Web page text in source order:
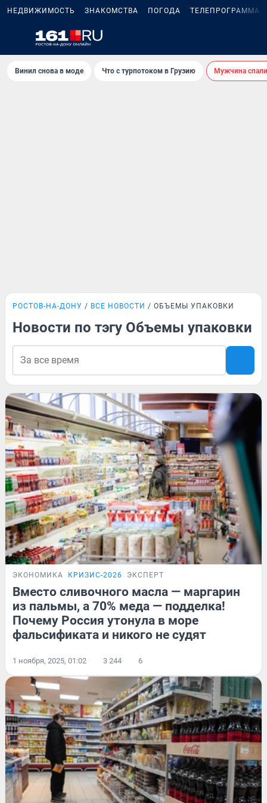
НЕДВИЖИМОСТЬ ЗНАКОМСТВА ПОГОДА ТЕЛЕПРОГРАММА
Винил снова в моде Что с турпотоком в Грузию Мужчина
РОСТОВ-НА-ДОНУ ВСЕ НОВОСТИ ОБЪЕМЫ УПАКОВКИ
Новости по тэгу Объемы упаковки
ЭКОНОМИКА КРИЗИС-2026 ЭКСПЕРТ
Вместо сливочного масла — маргарин
из пальмы, а 70% меда — подделка!
Почему Россия утонула в море
фальсификата и никого не судят
1 ноября, 2025, 01:02 3 244 6